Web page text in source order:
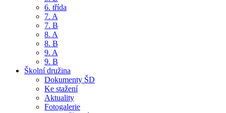
6. třída
7. A
7. B
8. A
8. B
9. A
9. B
Školní družina
Dokumenty ŠD
Ke stažení
Aktuality
Fotogalerie